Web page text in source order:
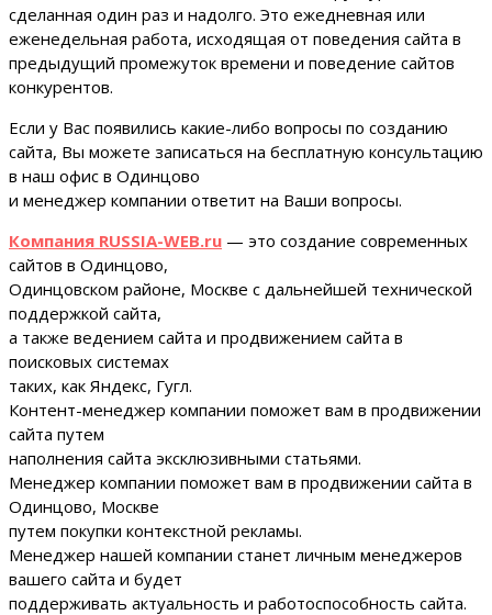
сделанная один раз и надолго. Это ежедневная или
еженедельная работа, исходящая от поведения сайта в
предыдущий промежуток времени и поведение сайтов
конкурентов.
Если у Вас появились какие-либо вопросы по созданию
сайта, Вы можете записаться на бесплатную консультацию
в наш офис в Одинцово
и менеджер компании ответит на Ваши вопросы.
Компания RUSSIA-WEB.ru — это создание современных
сайтов в Одинцово,
Одинцовском районе, Москве с дальнейшей технической
поддержкой сайта,
а также ведением сайта и продвижением сайта в
поисковых системах
таких, как Яндекс, Гугл.
Контент-менеджер компании поможет вам в продвижении
сайта путем
наполнения сайта эксклюзивными статьями.
Менеджер компании поможет вам в продвижении сайта в
Одинцово, Москве
путем покупки контекстной рекламы.
Менеджер нашей компании станет личным менеджеров
вашего сайта и будет
поддерживать актуальность и работоспособность сайта.